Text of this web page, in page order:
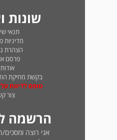
שונות
תנאי
מדיניות
הצהרת
פרסם
בקשת מחיקת
טופס לדיווח
צור
הרשמה
אני רוצה